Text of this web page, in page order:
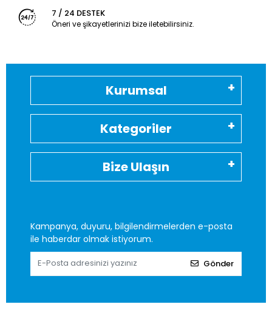
7 / 24 DESTEK
Öneri ve şikayetlerinizi bize iletebilirsiniz.
Kurumsal
Kategoriler
Bize Ulaşın
Kampanya, duyuru, bilgilendirmelerden e-posta
ile haberdar olmak istiyorum.
Gönder